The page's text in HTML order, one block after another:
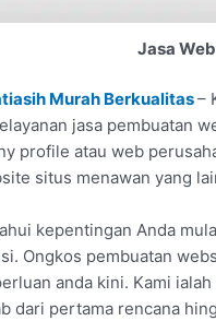
Jasa
Murah Berkualitas–
jasa pembuatan
profile atau web
situs menawan yang
kepentingan Anda
Ongkos pembuatan
anda kini. Kami
dari pertama rencana